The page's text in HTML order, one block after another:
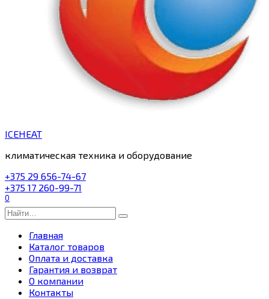
ICEHEAT
климатическая техника и оборудование
+375 29 656-74-67
+375 17 260-99-71
0
Search
for:
Главная
Каталог товаров
Оплата и доставка
Гарантия и возврат
О компании
Контакты